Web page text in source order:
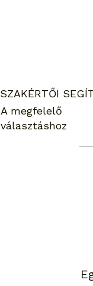
SZAKÉRTŐI
A megfelelő
választáshoz